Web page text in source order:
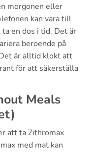
morgonen eller
kan vara till
en dos i tid. Det är
beroende på
är alltid klokt att
för att säkerställa
Meals
att ta Zithromax
med mat kan